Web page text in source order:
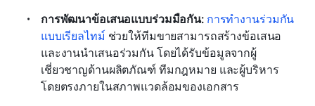
การพัฒนาข้อเสนอแบบร่วมมือกัน: การทำงานร่วมกัน
แบบเรียลไทม์ ช่วยให้ทีมขายสามารถสร้างข้อเสนอ
และงานนำเสนอร่วมกัน โดยได้รับข้อมูลจากผู้
เชี่ยวชาญด้านผลิตภัณฑ์ ทีมกฎหมาย และผู้บริหาร
โดยตรงภายในสภาพแวดล้อมของเอกสาร